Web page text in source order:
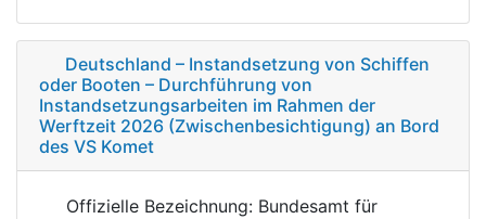
Deutschland – Instandsetzung von Schiffen
oder Booten – Durchführung von
Instandsetzungsarbeiten im Rahmen der
Werftzeit 2026 (Zwischenbesichtigung) an Bord
des VS Komet
Offizielle Bezeichnung: Bundesamt für